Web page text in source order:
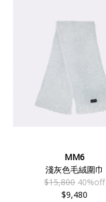
MM6
淺灰色毛絨圍巾
$15,800 40%off
$9,480